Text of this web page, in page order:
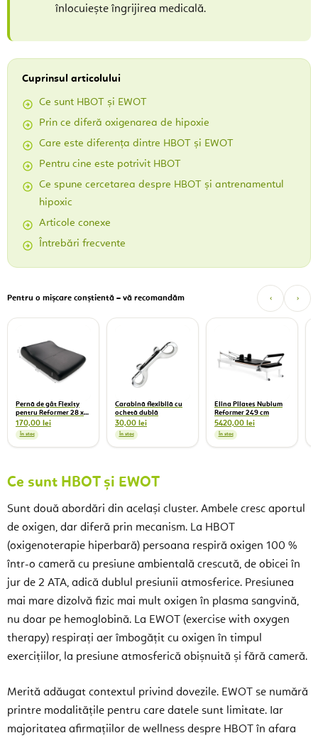
înlocuiește îngrijirea medicală.
Cuprinsul articolului
Ce sunt HBOT și EWOT
Prin ce diferă oxigenarea de hipoxie
Care este diferența dintre HBOT și EWOT
Pentru cine este potrivit HBOT
Ce spune cercetarea despre HBOT și antrenamentul
hipoxic
Articole conexe
Întrebări frecvente
Pentru o mișcare conștientă – vă recomandăm ‹ ›
Pernă de gât Flexity
pentru Reformer 28 x
18 cm
170,00 lei
În stoc
Carabină flexibilă cu
ochetă dublă
30,00 lei
În stoc
Elina Pilates Nubium
Reformer 249 cm
5420,00 lei
În stoc
Ce sunt HBOT și EWOT
Sunt două abordări din același cluster. Ambele cresc aportul
de oxigen, dar diferă prin mecanism. La HBOT
(oxigenoterapie hiperbară) persoana respiră oxigen 100 %
într-o cameră cu presiune ambientală crescută, de obicei în
jur de 2 ATA, adică dublul presiunii atmosferice. Presiunea
mai mare dizolvă fizic mai mult oxigen în plasma sangvină,
nu doar pe hemoglobină. La EWOT (exercise with oxygen
therapy) respirați aer îmbogățit cu oxigen în timpul
exercițiilor, la presiune atmosferică obișnuită și fără cameră.
Merită adăugat contextul privind dovezile. EWOT se numără
printre modalitățile pentru care datele sunt limitate. Iar
majoritatea afirmațiilor de wellness despre HBOT în afara